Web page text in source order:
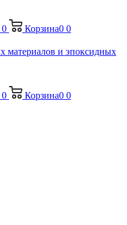
0 Корзина0 0
0 Корзина0 0